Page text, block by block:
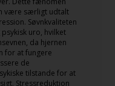
være særligt udtalt
Søvnkvaliteten
uro, hvilket
da hjernen
for at fungere
de
tilstande for at
Stressreduktion